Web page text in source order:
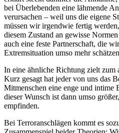
bei Überlebenden eine lähmende
verursachen – weil uns die eigene
müssen wir irgendwie fertig
diesem Zustand an gewisse
auch eine feste Partnerschaft, die
Extremsituation umso mehr
In eine ähnliche Richtung zielt zum
Kurz gesagt hat jeder von uns das
Mitmenschen eine enge und intime
dieser Wunsch ist dann umso
empfinden.
Bei Terroranschlägen kommt es